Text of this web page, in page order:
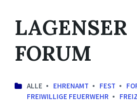
LAGENSER
FORUM
ALLE EHRENAMT FEST
FREIWILLIGE FEUERWEHR